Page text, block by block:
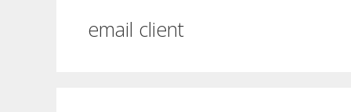
email client